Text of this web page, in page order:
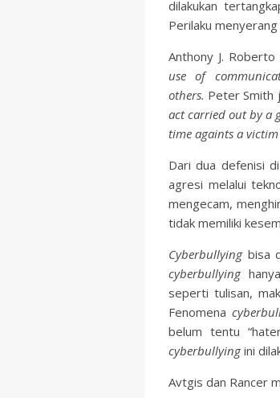
dilakukan
Perilaku
Anthony J.
use of
others. Peter Smith
act carried out by a
time againts a
Dari dua defenisi
agresi melalui
mengecam,
tidak memiliki
Cyberbullyingbisa
cyberbullying
seperti tulisan,
Fenomena
belum tentu
cyberbullyingini
Avtgis dan Rancer